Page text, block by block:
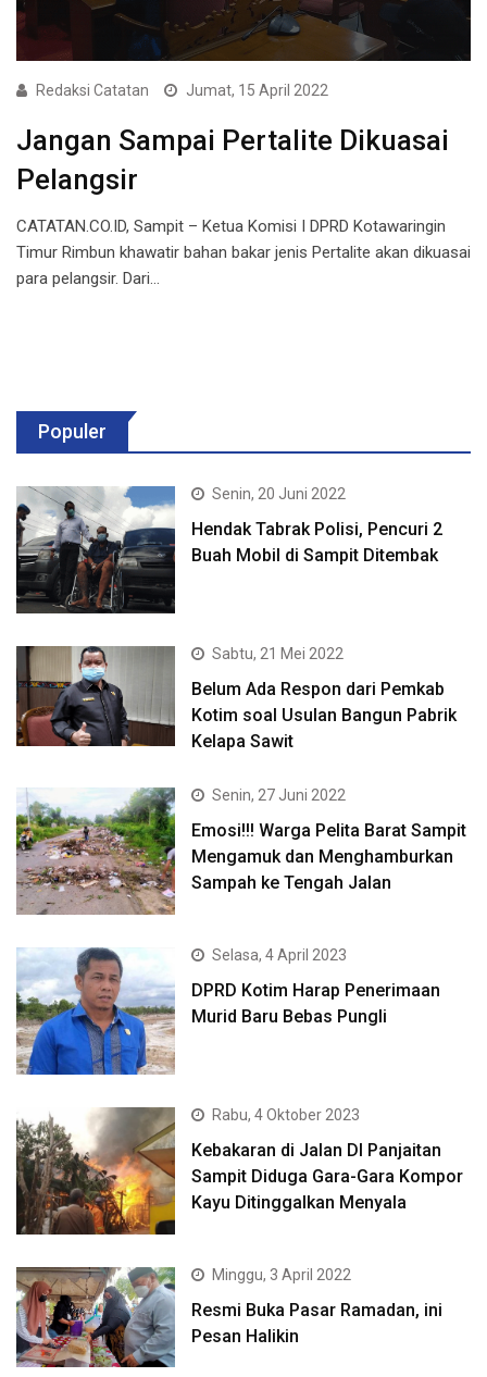
Redaksi Catatan Jumat, 15 April 2022
Jangan Sampai Pertalite Dikuasai
Pelangsir
CATATAN.CO.ID, Sampit – Ketua Komisi I DPRD Kotawaringin
Timur Rimbun khawatir bahan bakar jenis Pertalite akan dikuasai
para pelangsir. Dari…
Populer
Senin, 20 Juni 2022
Hendak Tabrak Polisi, Pencuri 2
Buah Mobil di Sampit Ditembak
Sabtu, 21 Mei 2022
Belum Ada Respon dari Pemkab
Kotim soal Usulan Bangun Pabrik
Kelapa Sawit
Senin, 27 Juni 2022
Emosi!!! Warga Pelita Barat Sampit
Mengamuk dan Menghamburkan
Sampah ke Tengah Jalan
Selasa, 4 April 2023
DPRD Kotim Harap Penerimaan
Murid Baru Bebas Pungli
Rabu, 4 Oktober 2023
Kebakaran di Jalan DI Panjaitan
Sampit Diduga Gara-Gara Kompor
Kayu Ditinggalkan Menyala
Minggu, 3 April 2022
Resmi Buka Pasar Ramadan, ini
Pesan Halikin